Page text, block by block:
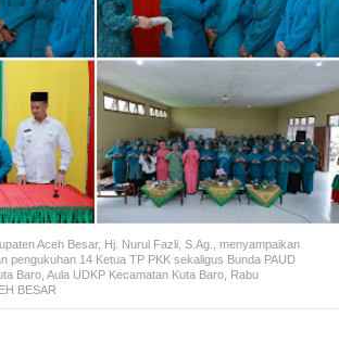
Aceh Besar, Hj. Nurul Fazli, S.Ag., menyampaikan
pengukuhan 14 Ketua TP PKK sekaligus Bunda PAUD
Baro, Aula UDKP Kecamatan Kuta Baro, Rabu
BESAR